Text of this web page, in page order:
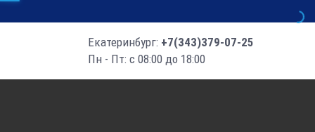
Екатеринбург: +7(343)379-07-25
Пн - Пт: с 08:00 до 18:00